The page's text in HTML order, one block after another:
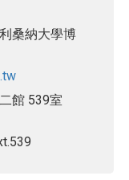
桑納大學博
館 539室